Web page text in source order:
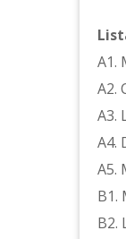
A1.
A2.
A3.
A4.
A5.
B1.
B2.